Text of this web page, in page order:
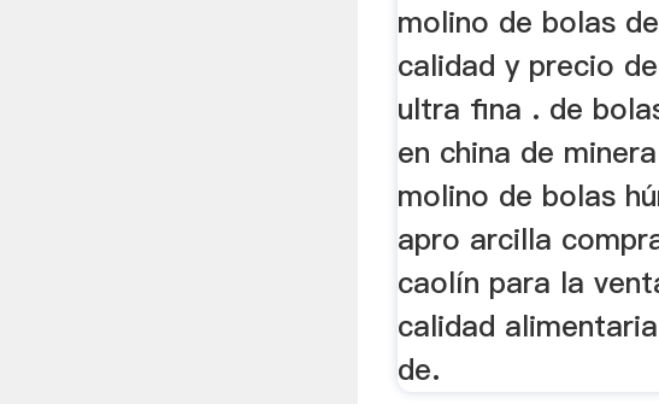
molino de bolas
calidad y precio
ultra fina . de
en china de
molino de bolas
apro arcilla
caolín para la
calidad
de.